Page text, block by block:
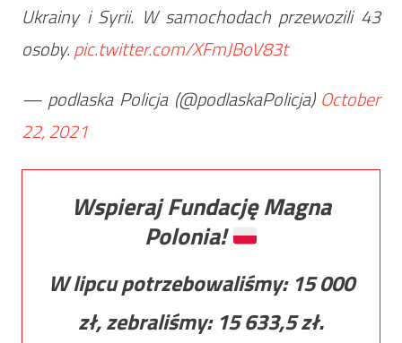
Ukrainy i Syrii. W samochodach przewozili 43
osoby.pic.twitter.com/XFmJBoV83t
— podlaska Policja (@podlaskaPolicja) October
22, 2021
Wspieraj Fundację Magna
Polonia!
W lipcu potrzebowaliśmy: 15 000
zł, zebraliśmy: 15 633,5zł.